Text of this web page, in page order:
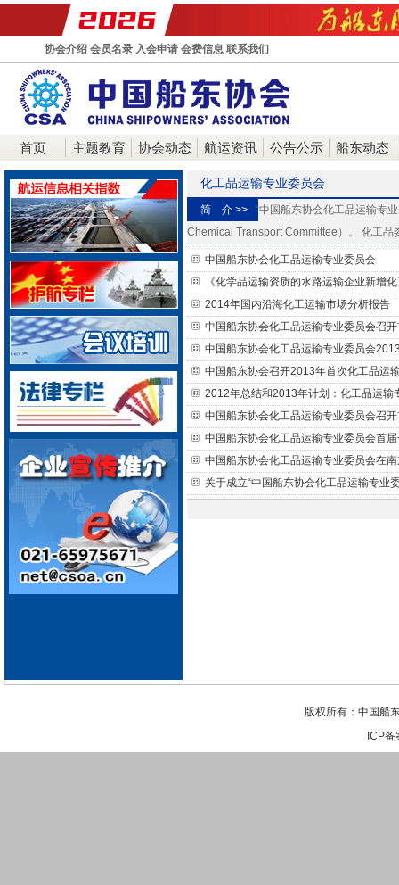
协会介绍 会员名录 入会申请 会费信息 联系我们
首页 主题教育 协会动态 航运资讯 公告公示 船东动态
化工品运输专业委员会
简 介 >>
“中国船东协会化工品运输专
Chemical Transport Committee）。 化工
中国船东协会化工品运输专业委员会
《化学品运输资质的水路运输企业新增
2014年国内沿海化工运输市场分析报告
中国船东协会化工品运输专业委员会召
中国船东协会化工品运输专业委员会
中国船东协会召开2013年首次化工品运
2012年总结和2013年计划：化工品运输
中国船东协会化工品运输专业委员会召
中国船东协会化工品运输专业委员会首
中国船东协会化工品运输专业委员会在
关于成立“中国船东协会化工品运输专业
版权所有：中国船
ICP